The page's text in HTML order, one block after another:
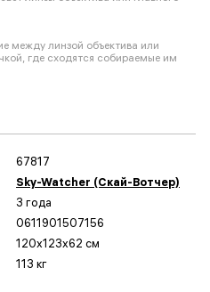
между линзой объектива или
где сходятся собираемые им
67817
Sky-Watcher (Скай-Вотчер)
3 года
0611901507156
120x123x62 см
113 кг